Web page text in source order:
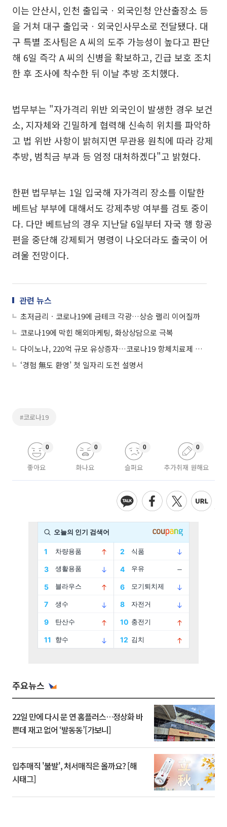
이는 안산시, 인천 출입국ㆍ외국인청 안산출장소 등
을 거쳐 대구 출입국ㆍ외국인사무소로 전달됐다. 대
구 특별 조사팀은 A 씨의 도주 가능성이 높다고 판단
해 6일 즉각 A 씨의 신병을 확보하고, 긴급 보호 조치
한 후 조사에 착수한 뒤 이날 추방 조치했다.
법무부는 "자가격리 위반 외국인이 발생한 경우 보건
소, 지자체와 긴밀하게 협력해 신속히 위치를 파악하
고 법 위반 사항이 밝혀지면 무관용 원칙에 따라 강제
추방, 범칙금 부과 등 엄정 대처하겠다"고 밝혔다.
한편 법무부는 1일 입국해 자가격리 장소를 이탈한
베트남 부부에 대해서도 강제추방 여부를 검토 중이
다. 다만 베트남의 경우 지난달 6일부터 자국 행 항공
편을 중단해 강제퇴거 명령이 나오더라도 출국이 어
려울 전망이다.
관련 뉴스
초저금리ㆍ코로나19에 금테크 각광…상승 랠리 이어질까
코로나19에 막힌 해외마케팅, 화상상담으로 극복
다이노나, 220억 규모 유상증자…코로나19 항체치료제 개발 본격화
‘경험 無도 환영’ 첫 일자리 도전 설명서
#코로나19
좋아요
0
화나요
0
슬퍼요
0
추가취재 원해요
0
주요뉴스
22일 만에 다시 문 연 홈플러스…정상화 바
쁜데 재고 없어 ‘발동동’[가보니]
입추매직 '불발', 처서매직은 올까요? [해
시태그]